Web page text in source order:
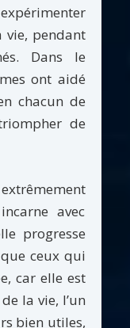
vie, pendant
Dans le
ont aidé
chacun de
de
avec
progresse
ceux qui
car elle est
la vie, l’un
bien utiles,